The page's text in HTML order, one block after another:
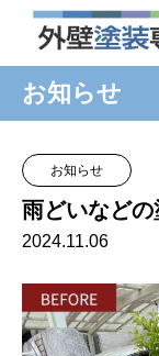
お知らせ
お知らせ
雨どいなど
2024.11.06